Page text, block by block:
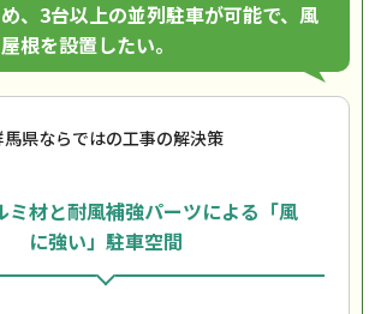
、3台以上の並列駐車が可能で、風
根を設置したい。
馬県ならではの工事の解決策
ミ材と耐風補強パーツによる「風
に強い」駐車空間